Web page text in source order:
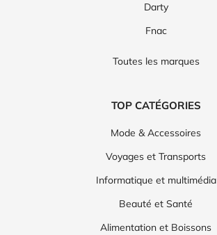
Darty
Fnac
Toutes les marques
TOP CATÉGORIES
Mode & Accessoires
Voyages et Transports
Informatique et multimédia
Beauté et Santé
Alimentation et Boissons